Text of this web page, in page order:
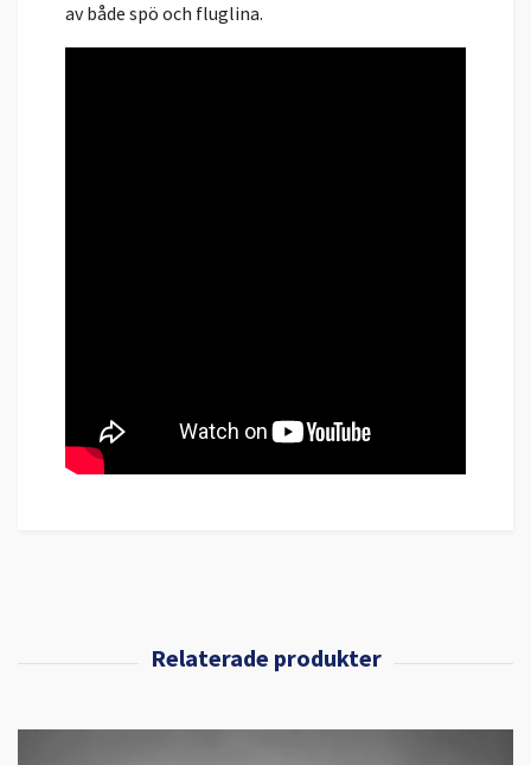
av både spö och fluglina.